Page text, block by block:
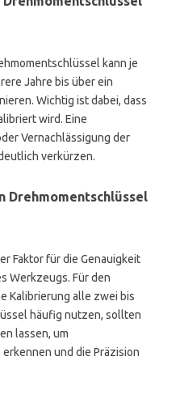
kann je
Jahre bis über ein
Wichtig ist dabei, dass
wird. Eine
Vernachlässigung der
verkürzen.
Drehmomentschlüssel
Faktor für die Genauigkeit
Werkzeugs. Für den
Kalibrierung alle zwei bis
häufig nutzen, sollten
lassen, um
und die Präzision